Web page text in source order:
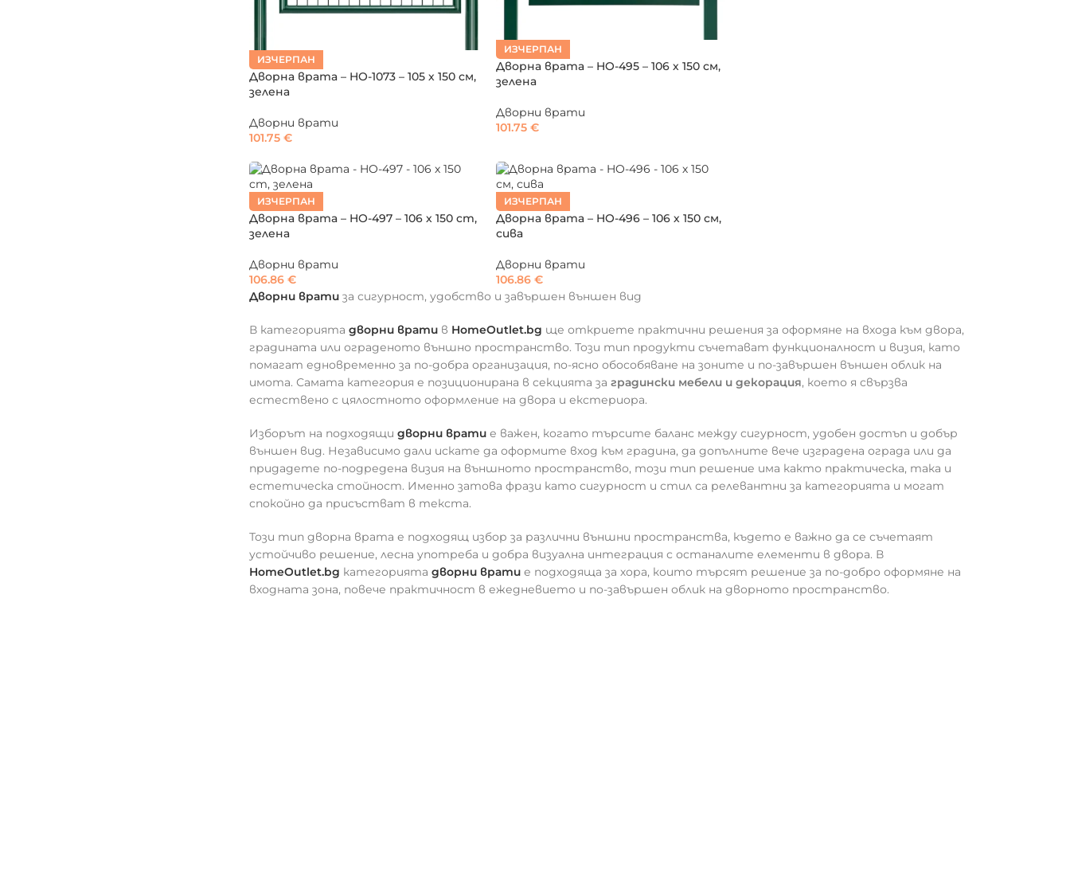
ИЗЧЕРПАН
Дворна врата – HO-1073 – 105 х 150 см,
зелена
Дворни врати
101.75 €
ИЗЧЕРПАН
Дворна врата – HO-495 – 106 х 150 см,
зелена
Дворни врати
101.75 €
ИЗЧЕРПАН
Дворна врата – HO-497 – 106 х 150 cm,
зелена
Дворни врати
106.86 €
ИЗЧЕРПАН
Дворна врата – HO-496 – 106 х 150 см,
сива
Дворни врати
106.86 €
Дворни вратиза сигурност, удобство и завършен външен вид
В категорията дворни вратив HomeOutlet.bg ще откриете практични решения за оформяне на входа към двора,
градината или ограденото външно пространство. Този тип продукти съчетават функционалност и визия, като
помагат едновременно за по-добра организация, по-ясно обособяване на зоните и по-завършен външен облик на
имота. Самата категория е позиционирана в секцията за градински мебели и декорация, което я свързва
естествено с цялостното оформление на двора и екстериора.
Изборът на подходящи дворни вратие важен, когато търсите баланс между сигурност, удобен достъп и добър
външен вид. Независимо дали искате да оформите вход към градина, да допълните вече изградена ограда или да
придадете по-подредена визия на външното пространство, този тип решение има както практическа, така и
естетическа стойност. Именно затова фрази като сигурност и стил са релевантни за категорията и могат
спокойно да присъстват в текста.
Този тип дворна врата е подходящ избор за различни външни пространства, където е важно да се съчетаят
устойчиво решение, лесна употреба и добра визуална интеграция с останалите елементи в двора. В
HomeOutlet.bg категорията дворни вратие подходяща за хора, които търсят решение за по-добро оформяне на
входната зона, повече практичност в ежедневието и по-завършен облик на дворното пространство.